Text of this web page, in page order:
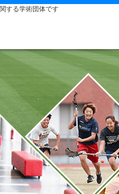
する学術団体です